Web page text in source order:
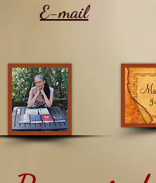
E-mail